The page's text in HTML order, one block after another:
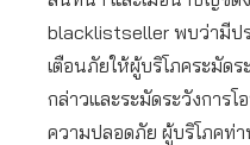
blacklistseller พบว่ามีป
เตือนภัยให้ผู้บริโภคระมัดร
กล่าวและระมัดระวังการ
ความปลอดภัย ผู้บริโภคท่า